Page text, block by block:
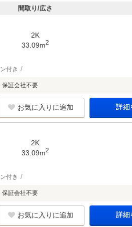
間取り/広さ
2K
33.09m2
付き
証会社不要
お気に入りに追加 詳細
2K
33.09m2
付き
証会社不要
お気に入りに追加 詳細